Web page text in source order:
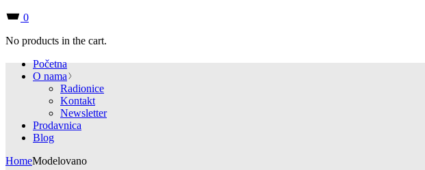
0
No products in the cart.
Početna
O nama
Radionice
Kontakt
Newsletter
Prodavnica
Blog
HomeModelovano